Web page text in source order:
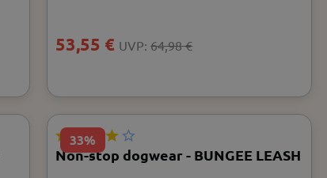
UVP:64,98 €
53,55 €
33%
Non-stop dogwear - BUNGEE LEASH